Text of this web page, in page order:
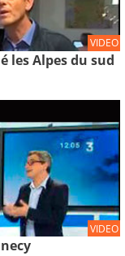
VIDEO
les Alpes du sud
VIDEO